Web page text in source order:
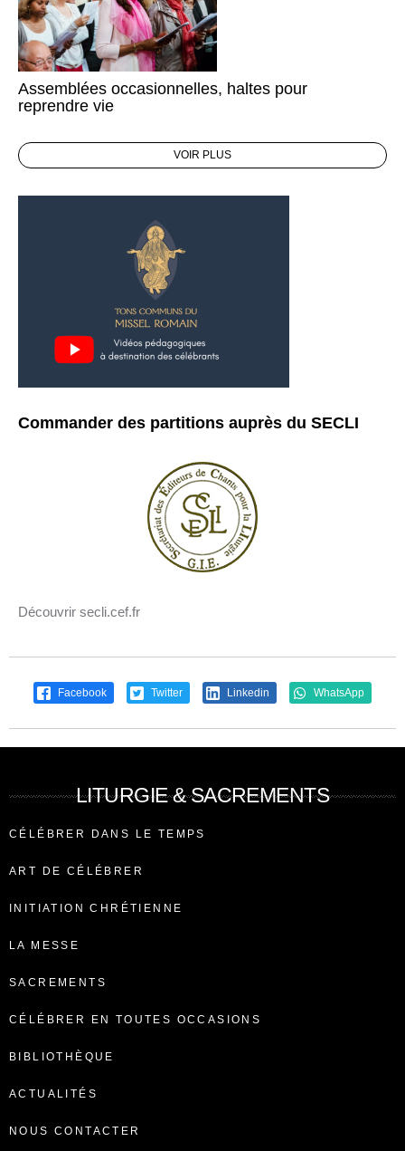
Assemblées occasionnelles, haltes pour
reprendre vie
VOIR PLUS
Commander des partitions auprès du SECLI
Découvrir secli.cef.fr
Facebook Twitter Linkedin WhatsApp
LITURGIE & SACREMENTS
CÉLÉBRER DANS LE TEMPS
ART DE CÉLÉBRER
INITIATION CHRÉTIENNE
LA MESSE
SACREMENTS
CÉLÉBRER EN TOUTES OCCASIONS
BIBLIOTHÈQUE
ACTUALITÉS
NOUS CONTACTER